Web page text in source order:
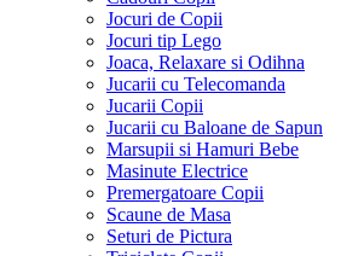
Jocuri de Copii
Jocuri tip Lego
Joaca, Relaxare si Odihna
Jucarii cu Telecomanda
Jucarii Copii
Jucarii cu Baloane de Sapun
Marsupii si Hamuri Bebe
Masinute Electrice
Premergatoare Copii
Scaune de Masa
Seturi de Pictura